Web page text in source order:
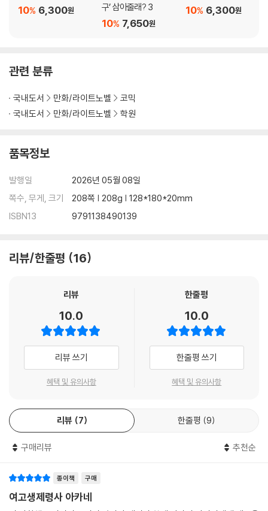
6,300원
10%
구’ 삼아줄래? 3
7,650원
10%
6,300원
10%
관련 분류
국내도서 만화/라이트노벨
코믹
국내도서
만화/라이트노벨 학원
품목정보
발행일
2026년 05월 08일
쪽수, 무게, 크기
208쪽 | 208g | 128*180*20mm
ISBN13
9791138490139
리뷰/한줄평 16
리뷰
10.0
리뷰 쓰기
혜택 및 유의사항
한줄평
10.0
한줄평 쓰기
혜택 및 유의사항
리뷰 7 한줄평 9
구매리뷰 추천순
종이책 구매
여고생제령사 아카네